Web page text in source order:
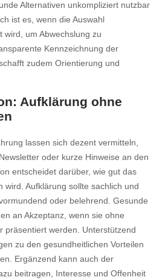
Alternativen unkompliziert nutzbar
ist es, wenn die Auswahl
wird, um Abwechslung zu
Kennzeichnung der
zudem Orientierung und
Aufklärung ohne
lassen sich dezent vermitteln,
oder kurze Hinweise an den
entscheidet darüber, wie gut das
wird. Aufklärung sollte sachlich und
oder belehrend. Gesunde
an Akzeptanz, wenn sie ohne
präsentiert werden. Unterstützend
zu den gesundheitlichen Vorteilen
Ergänzend kann auch der
beitragen, Interesse und Offenheit